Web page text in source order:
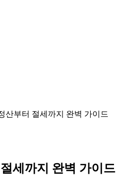
산부터 절세까지 완벽 가이드
세까지 완벽 가이드